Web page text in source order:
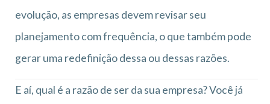
evolução, as empresas devem revisar seu
planejamento com frequência, o que também pode
gerar uma redefinição dessa ou dessas razões.
E aí, qual é a razão de ser da sua empresa? Você já